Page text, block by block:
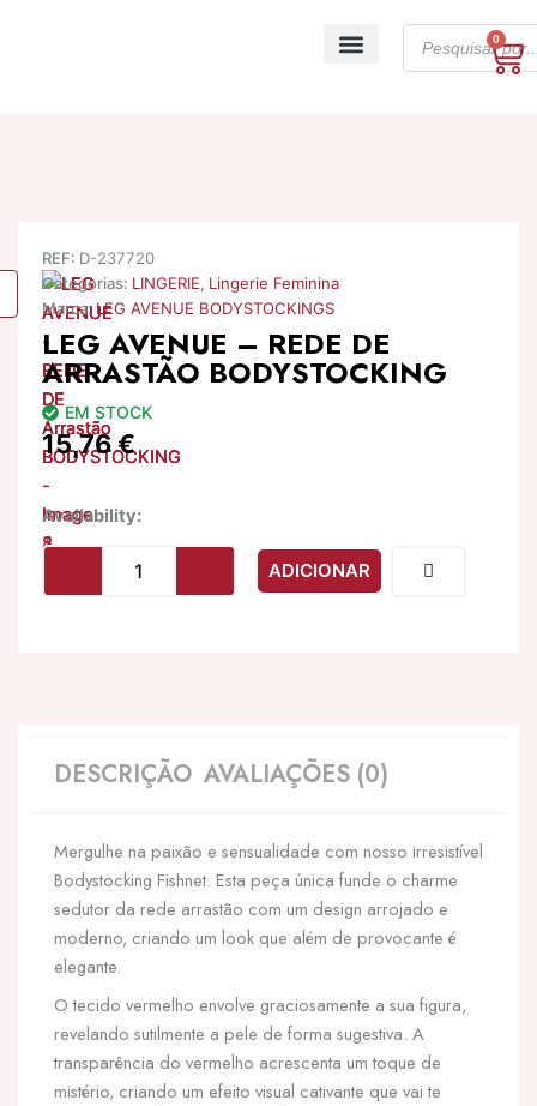
search
0
REF: D-237720
Categorias: LINGERIE, Lingerie Feminina
Marca: LEG AVENUE BODYSTOCKINGS
LEG AVENUE – REDE DE
ARRASTÃO BODYSTOCKING
EM STOCK
15,76€
Availability:Quantidade
AVENUE
ADICIONAR
DESCRIÇÃO AVALIAÇÕES (0)
Mergulhe na paixão e sensualidade com nosso irresistível
Bodystocking Fishnet. Esta peça única funde o charme
sedutor da rede arrastão com um design arrojado e
moderno, criando um look que além de provocante é
elegante.
O tecido vermelho envolve graciosamente a sua figura,
revelando sutilmente a pele de forma sugestiva. A
transparência do vermelho acrescenta um toque de
mistério, criando um efeito visual cativante que vai te